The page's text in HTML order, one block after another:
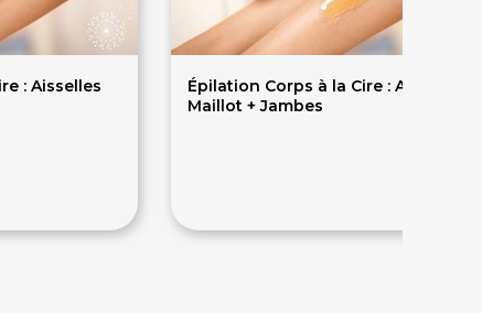
: Aisselles
Épilation Corps à la Cire : Aisselles +
Maillot + Jambes